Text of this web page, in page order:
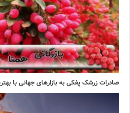
صادرات زرشک پفکی به بازارهای جهانی با